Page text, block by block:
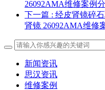
26092AMA维修案例
下一篇 : 经皮肾镜碎
肾镜 26092AMA维修
新闻资讯
思汉资讯
维修案例